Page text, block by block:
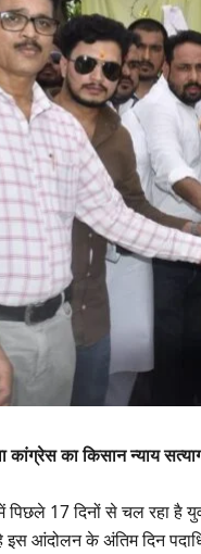
कांग्रेस का किसान न्याय
17 दिनों से चल रहा है
आंदोलन के अंतिम दिन